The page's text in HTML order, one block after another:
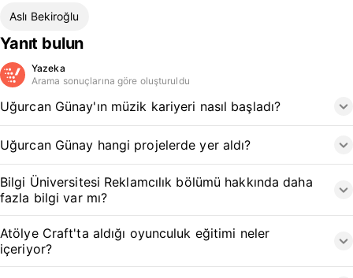
Aslı Bekiroğlu
Yanıt bulun
Yazeka
Arama sonuçlarına göre oluşturuldu
Uğurcan Günay'ın müzik kariyeri nasıl başladı?
Uğurcan Günay hangi projelerde yer aldı?
Bilgi Üniversitesi Reklamcılık bölümü hakkında daha
fazla bilgi var mı?
Atölye Craft'ta aldığı oyunculuk eğitimi neler
içeriyor?